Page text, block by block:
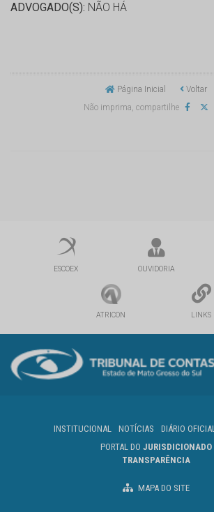
ADVOGADO(S): NÃO HÁ
Página Inicial
Voltar
Não imprima, compartilhe
ESCOEX OUVIDORIA
ATRICON LINKS
INSTITUCIONAL NOTÍCIAS DIÁRIO OFICIAL
PORTAL DO JURISDICIONADO
TRANSPARÊNCIA
MAPA DO SITE